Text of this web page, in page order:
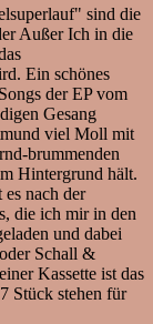
sind die
Außer Ich in die
Ein schönes
der EP vom
Gesang
viel Moll mit
brummenden
Hintergrund hält.
nach der
die ich mir in den
und dabei
Schall &
Kassette ist das
Stück stehen für